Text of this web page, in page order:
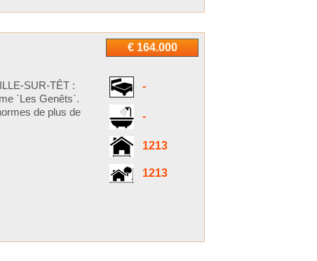
€ 164.000
-
-
1213
1213
SUR-TÊT :
`Les Genêts`.
de plus de